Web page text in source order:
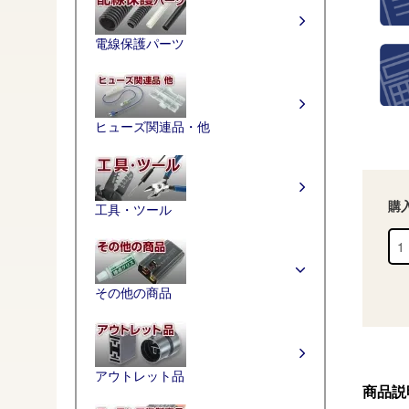
購
商品説
電線保護パーツ
ヒューズ関連品・他
工具・ツール
その他の商品
アウトレット品